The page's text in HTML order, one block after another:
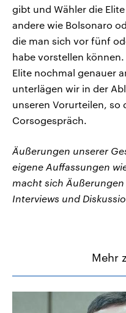
gibt und Wähler die
andere wie Bolsonaro
die man sich vor fünf
habe vorstellen
Elite nochmal genauer
unterlägen wir in der
unseren Vorurteilen, so
Corsogespräch.
Äußerungen unserer
eigene Auffassungen
macht sich
Interviews und
Mehr